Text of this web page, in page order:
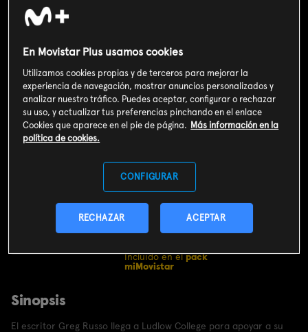
Valoración de usuarios
3 106 votos
SOY CLIENTE
CONTRATAR
Incluido en elpack
miMovistar
Sinopsis
El escritor Greg Russo llega a Ludlow College para apoyar a su
En Movistar Plus usamos cookies
Utilizamos cookies propias y de terceros para mejorar la
experiencia de navegación, mostrar anuncios personalizados y
analizar nuestro tráfico. Puedes aceptar, configurar o rechazar
su uso, y actualizar tus preferencias pinchando en el enlace
Cookies que aparece en el pie de página. Más información en la
política de cookies.
CONFIGURAR
RECHAZAR ACEPTAR